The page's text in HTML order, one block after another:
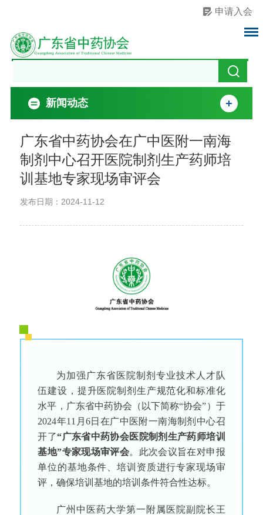
申请入会
新闻动态
广东省中药协会在广中医附一南海
制剂中心召开医院制剂生产药师培
训基地专家现场审评会
发布日期：2024-11-12
为加强广东省医院制剂专业技术人才队
伍建设，提升医院制剂生产规范化和标准化
水平，广东省中药协会（以下简称“协会”）于
2024年11月6日在广中医附一南海制剂中心召
开了“广东省中药协会医院制剂生产药师培训
基地”专家现场审评会。此次会议旨在对申报
单位的基地条件、培训资质进行专家现场审
评，确保培训基地的培训条件符合性达标。
广州中医药大学第一附属医院副院长王